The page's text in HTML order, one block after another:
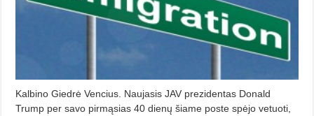
Kalbino Giedrė Vencius. Naujasis JAV prezidentas Donald
Trump per savo pirmąsias 40 dienų šiame poste spėjo vetuoti,